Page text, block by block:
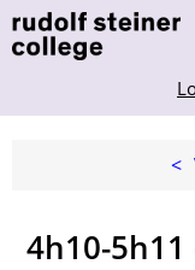
<
4h10-